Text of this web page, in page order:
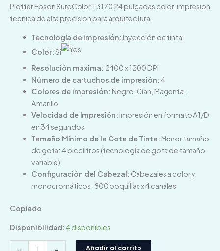
Plotter Epson SureColor T3170 24 pulgadas color, impresion
tecnica de alta precision para arquitectura.
Tecnología de impresión: Inyección de tinta
Color: Si
Resolución máxima: 2400 x 1200 DPI
Número de cartuchos de impresión:4
Colores de impresión: Negro, Cian, Magenta,
Amarillo
Velocidad de Impresión: Impresión en formato A1/D
en 34 segundos
Tamaño Mínimo de la Gota de Tinta: Menor tamaño
de gota: 4 picolitros (tecnología de gota de tamaño
variable)
Configuración del Cabezal: Cabezales a color y
monocromáticos; 800 boquillas x 4 canales
Copiado
Disponibilidad:4 disponibles
- + Añadir al carrito